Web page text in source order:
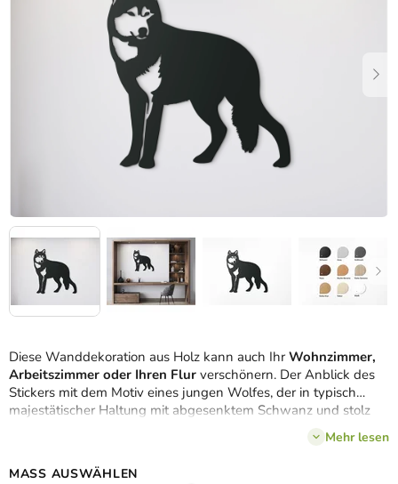
Diese Wanddekoration aus Holz kann auch Ihr Wohnzimmer,
Arbeitszimmer oder Ihren Flur verschönern. Der Anblick des
Stickers mit dem Motiv eines jungen Wolfes, der in typisch
majestätischer Haltung mit abgesenktem Schwanz und stolz
erhobenem Kopf daherkommt, lässt einen angenehm frösteln.
Mehr lesen
MASS AUSWÄHLEN